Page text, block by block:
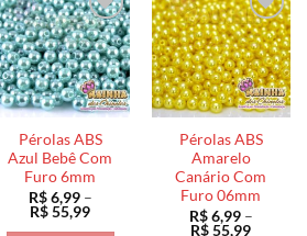
Pérolas ABS
Azul Bebê Com
Furo 6mm
R$6,99 –
R$55,99Faixa
Pérolas ABS
Amarelo
Canário Com
Furo 06mm
R$6,99 –
R$55,99Faixa